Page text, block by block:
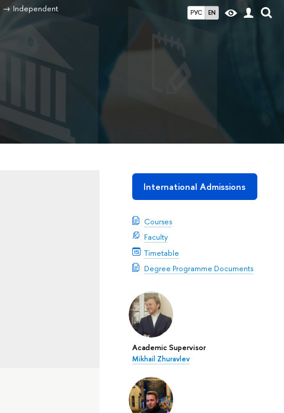
РУС EN
Independent
International Admissions
Courses
Faculty
Timetable
Degree Programme Documents
Academic Supervisor
Mikhail Zhuravlev